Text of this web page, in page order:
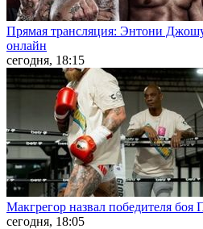
Прямая трансляция: Энтони
онлайн
сегодня, 18:15
Макгрегор назвал победителя
сегодня, 18:05